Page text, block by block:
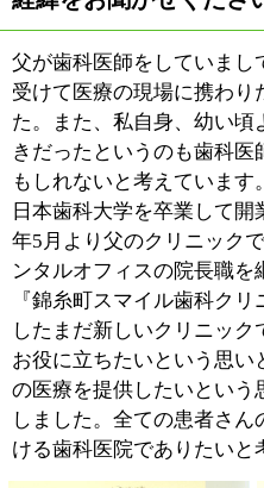
■『錦糸町スマイル歯科クリニッ
プトと特徴をご説明ください。
痛くなる前に予防することでご自分の
が可能になります。『錦糸町スマイル
ではお子さんからご年配の方に至るま
になるべく歯を削らず、出来る限り歯
実現していきたいと考えています。
当クリニックでは痛みの少ないレーザ
治療をおこなっています。レーザーは
療や知覚過敏、口内炎の治療などにも
す。他にも、麻酔時の痛みを最大限に
や、鎮静効果のあるガスを吸入するだ
の処置もおこなっています。いわゆる
るものですが、これを頼りにお越し下
いんです。
また患者さんに安心して治療を受けて